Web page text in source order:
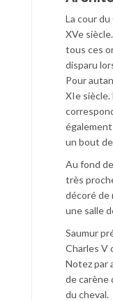
La cour
XVe
tous ces
disparu
Pour
XIe siècle.
un bout
Au fond
très
décoré de
une salle
Saumur
Charles V
Notez par
de carène
du cheval.